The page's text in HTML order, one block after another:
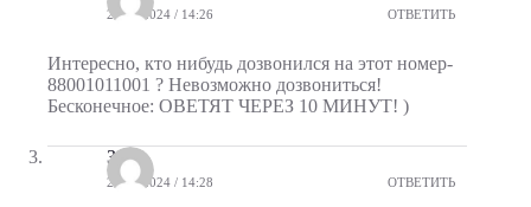
26.07.2024 / 14:26 ОТВЕТИТЬ
Интересно, кто нибудь дозвонился на этот номер-
88001011001 ? Невозможно дозвониться!
Бесконечное: ОВЕТЯТ ЧЕРЕЗ 10 МИНУТ! )
Зоя
26.07.2024 / 14:28 ОТВЕТИТЬ